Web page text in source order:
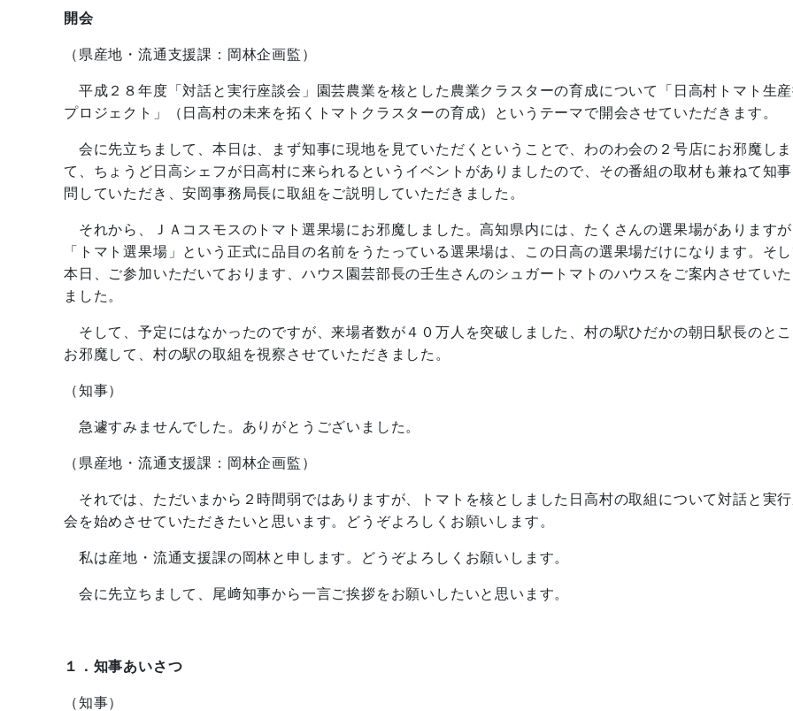
開会
（県産地・流通支援課：岡林企画監）
平成２８年度「対話と実行座談会」園芸農業を核とした農業クラスターの育成について「日高村トマト生
プロジェクト」（日高村の未来を拓くトマトクラスターの育成）というテーマで開会させていただきます。
会に先立ちまして、本日は、まず知事に現地を見ていただくということで、わのわ会の２号店にお邪魔し
て、ちょうど日高シェフが日高村に来られるというイベントがありましたので、その番組の取材も兼ねて知
問していただき、安岡事務局長に取組をご説明していただきました。
それから、ＪＡコスモスのトマト選果場にお邪魔しました。高知県内には、たくさんの選果場があります
「トマト選果場」という正式に品目の名前をうたっている選果場は、この日高の選果場だけになります。そ
本日、ご参加いただいております、ハウス園芸部長の壬生さんのシュガートマトのハウスをご案内させてい
ました。
そして、予定にはなかったのですが、来場者数が４０万人を突破しました、村の駅ひだかの朝日駅長のと
お邪魔して、村の駅の取組を視察させていただきました。
（知事）
急遽すみませんでした。ありがとうございました。
（県産地・流通支援課：岡林企画監）
それでは、ただいまから２時間弱ではありますが、トマトを核としました日高村の取組について対話と実
会を始めさせていただきたいと思います。どうぞよろしくお願いします。
私は産地・流通支援課の岡林と申します。どうぞよろしくお願いします。
会に先立ちまして、尾﨑知事から一言ご挨拶をお願いしたいと思います。
１．知事あいさつ
（知事）